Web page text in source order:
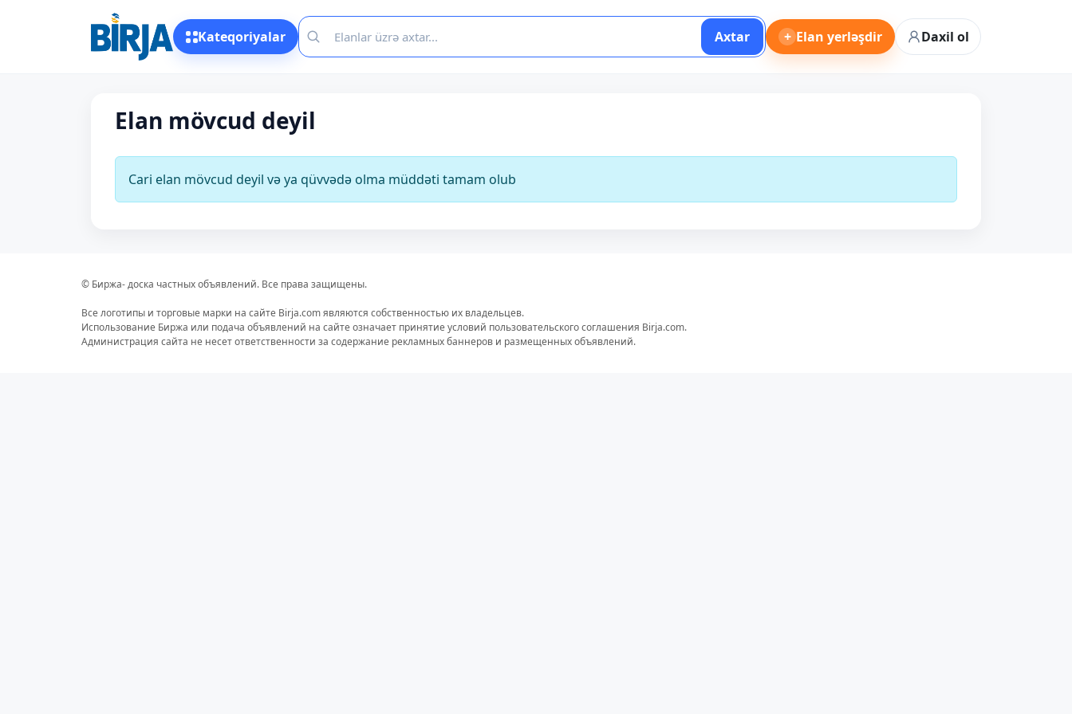
Kateqoriyalar Axtar + Elan yerləşdir Daxil ol
Elan mövcud deyil
Cari elan mövcud deyil və ya qüvvədə olma müddəti tamam olub
© Биржа- доска частных объявлений. Все права защищены.
Все логотипы и торговые марки на сайте Birja.com являются собственностью их владельцев.
Использование Биржа или подача объявлений на сайте означает принятие условий пользовательского соглашения Birja.com.
Администрация сайта не несет ответственности за содержание рекламных баннеров и размещенных объявлений.